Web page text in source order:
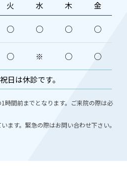
火 水 木 金
○ ○ ○ ○
○ ※ ○ ○
日は休診です。
時間前までとなります。ご来院の際は必
ます。緊急の際はお問い合わせ下さい。